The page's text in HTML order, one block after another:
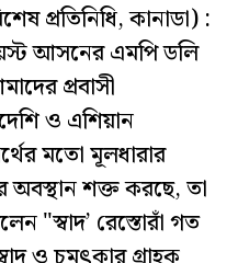
প্রতিনিধি, কানাডা) :
আসনের এমপি ডলি
প্রবাসী
ও এশিয়ান
মতো মূলধারার
অবস্থান শক্ত করছে, তা
"স্বাদ’ রেস্তোরাঁ গত